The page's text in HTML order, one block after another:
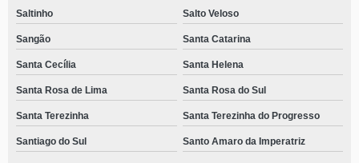
Saltinho Salto Veloso
Sangão Santa Catarina
Santa Cecília Santa Helena
Santa Rosa de Lima Santa Rosa do Sul
Santa Terezinha Santa Terezinha do Progresso
Santiago do Sul Santo Amaro da Imperatriz